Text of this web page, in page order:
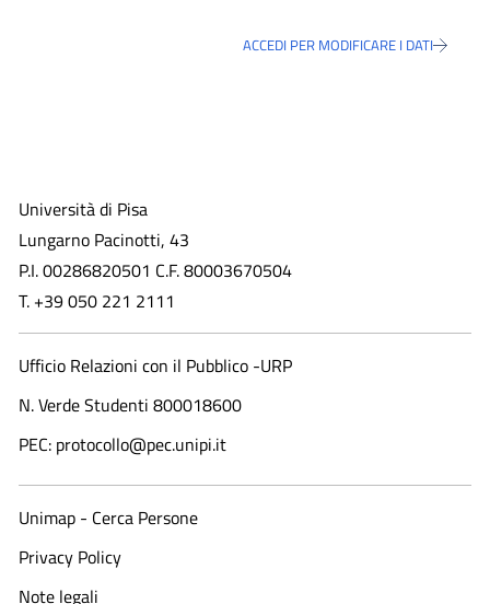
ACCEDI PER MODIFICARE I DATI
Università di Pisa
Lungarno Pacinotti, 43
P.I. 00286820501 C.F. 80003670504
T. +39 050 221 2111
Ufficio Relazioni con il Pubblico -URP
N. Verde Studenti 800018600​
PEC: protocollo@pec.unipi.it
Unimap - Cerca Persone
Privacy Policy
Note legali